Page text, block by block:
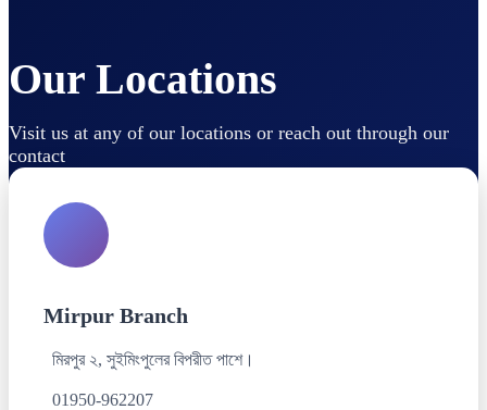
Our Locations
Visit us at any of our locations or reach out through our
contact
Mirpur Branch
মিরপুর ২, সুইমিংপুলের বিপরীত পাশে।
01950-962207